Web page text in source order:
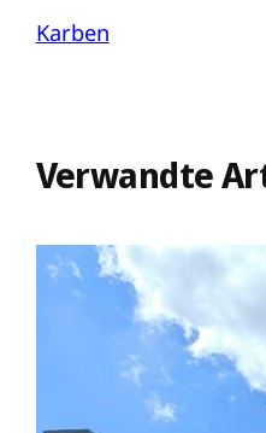
Karben
Verwandte